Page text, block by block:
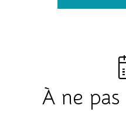
À ne pas